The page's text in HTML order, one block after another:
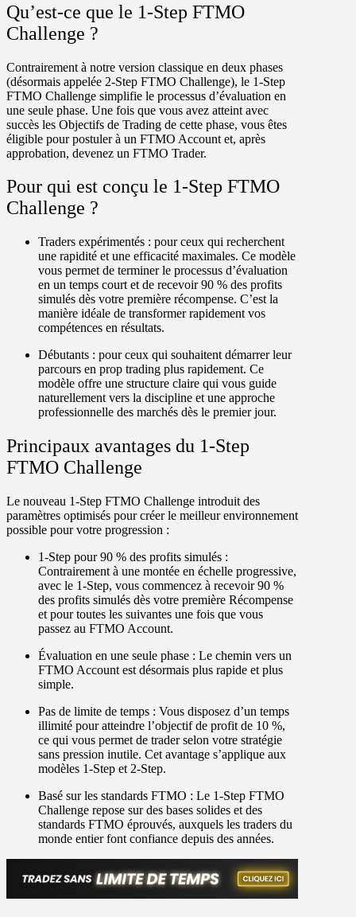
Qu’est-ce que le 1-Step FTMO
Challenge ?
Contrairement à notre version classique en deux phases
(désormais appelée 2-Step FTMO Challenge), le 1-Step
FTMO Challenge simplifie le processus d’évaluation en
une seule phase. Une fois que vous avez atteint avec
succès les Objectifs de Trading de cette phase, vous êtes
éligible pour postuler à un FTMO Account et, après
approbation, devenez un FTMO Trader.
Pour qui est conçu le 1-Step FTMO
Challenge ?
Traders expérimentés : pour ceux qui recherchent
une rapidité et une efficacité maximales. Ce modèle
vous permet de terminer le processus d’évaluation
en un temps court et de recevoir90 % des profits
simulés dès votre première récompense. C’est la
manière idéale de transformer rapidement vos
compétences en résultats.
Débutants : pour ceux qui souhaitent démarrer leur
parcours en prop trading plus rapidement. Ce
modèle offre une structure claire qui vous guide
naturellement vers la discipline et une approche
professionnelle des marchés dès le premier jour.
Principaux avantages du 1-Step
FTMO Challenge
Le nouveau 1-Step FTMO Challenge introduit des
paramètres optimisés pour créer le meilleur environnement
possible pour votre progression :
1-Step pour 90 % des profits simulés :
Contrairement à une montée en échelle progressive,
avec le 1-Step, vous commencez à recevoir 90 %
des profits simulés dès votre première Récompense
et pour toutes les suivantes une fois que vous
passez au FTMO Account.
Évaluation en une seule phase : Le chemin vers un
FTMO Account est désormais plus rapide et plus
simple.
Pas de limite de temps : Vous disposez d’un temps
illimité pour atteindre l’objectif de profit de 10 %,
ce qui vous permet de trader selon votre stratégie
sans pression inutile. Cet avantage s’applique aux
modèles 1-Step et 2-Step.
Basé sur les standards FTMO : Le 1-Step FTMO
Challenge repose sur des bases solides et des
standards FTMO éprouvés, auxquels les traders du
monde entier font confiance depuis des années.